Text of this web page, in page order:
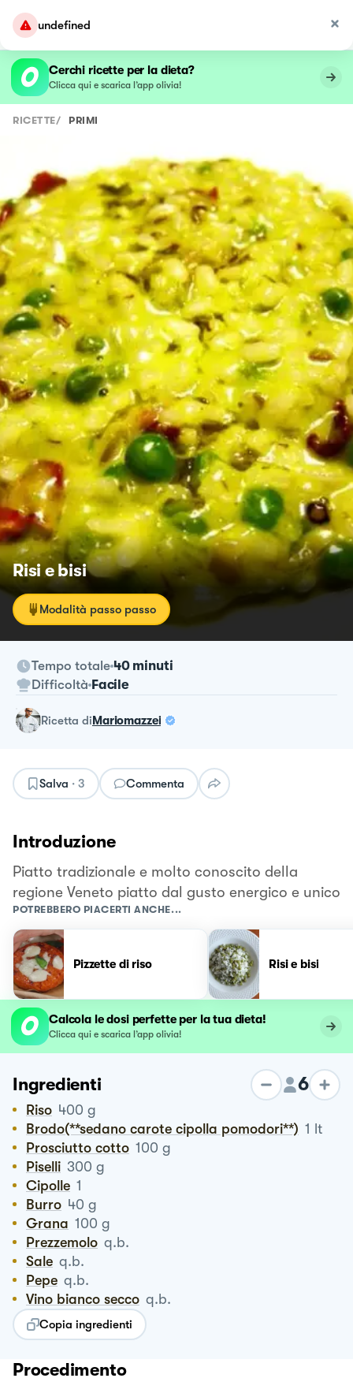
undefined
Cerchi ricette per la dieta?
Clicca qui e scarica l’app olivia!
RICETTE/ PRIMI
Risi e bisi
Modalità passo passo
Tempo totale 40 minuti
Difficoltà Facile
ricetta diMariomazzei
Salva · 3 Commenta
Introduzione
Piatto tradizionale e molto conoscito della
regione Veneto piatto dal gusto energico e unico
POTREBBERO PIACERTI ANCHE...
Pizzette di riso Risi e bisi
Calcola le dosi perfette per la tua dieta!
Clicca qui e scarica l’app olivia!
Ingredienti 6
Riso 400 g
Brodo(**sedano carote cipolla pomodori**) 1 lt
Prosciutto cotto 100 g
Piselli 300 g
Cipolle 1
Burro 40 g
Grana 100 g
Prezzemolo q.b.
Sale q.b.
Pepe q.b.
Vino bianco secco q.b.
Copia ingredienti
Procedimento